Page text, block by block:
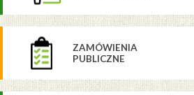
ZAMÓWIENIA
PUBLICZNE